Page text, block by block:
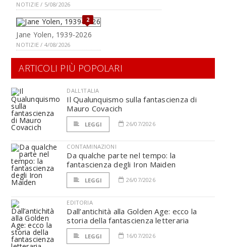
NOTIZIE / 5/08/2026
2
Jane Yolen, 1939-2026
NOTIZIE / 4/08/2026
ARTICOLI PIÙ POPOLARI
DALL'ITALIA
Il Qualunquismo sulla fantascienza di
Mauro Covacich
LEGGI 26/07/2026
CONTAMINAZIONI
Da qualche parte nel tempo: la
fantascienza degli Iron Maiden
LEGGI 26/07/2026
EDITORIA
Dall’antichità alla Golden Age: ecco la
storia della fantascienza letteraria
LEGGI 16/07/2026